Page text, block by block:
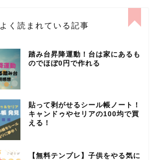
よく読まれている記事
踏み台昇降運動！台は家にあるも
のでほぼ0円で作れる
貼って剥がせるシール帳ノート！
キャンドゥやセリアの100均で買
える！
【無料テンプレ】子供をやる気に